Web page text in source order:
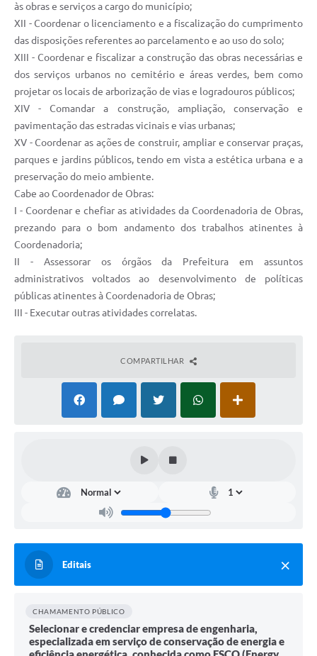
às obras e serviços a cargo do município;
XII - Coordenar o licenciamento e a fiscalização do cumprimento
das disposições referentes ao parcelamento e ao uso do solo;
XIII - Coordenar e fiscalizar a construção das obras necessárias e
dos serviços urbanos no cemitério e áreas verdes, bem como
projetar os locais de arborização de vias e logradouros públicos;
XIV - Comandar a construção, ampliação, conservação e
pavimentação das estradas vicinais e vias urbanas;
XV - Coordenar as ações de construir, ampliar e conservar praças,
parques e jardins públicos, tendo em vista a estética urbana e a
preservação do meio ambiente.
Cabe ao Coordenador de Obras:
I - Coordenar e chefiar as atividades da Coordenadoria de Obras,
prezando para o bom andamento dos trabalhos atinentes à
Coordenadoria;
II - Assessorar os órgãos da Prefeitura em assuntos
administrativos voltados ao desenvolvimento de políticas
públicas atinentes à Coordenadoria de Obras;
III - Executar outras atividades correlatas.
COMPARTILHAR
Editais
CHAMAMENTO PÚBLICO
Selecionar e credenciar empresa de engenharia,
especializada em serviço de conservação de energia e